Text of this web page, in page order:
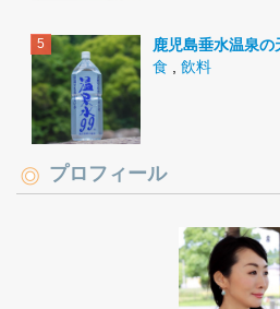
鹿児島垂水温泉
食
飲料
プロフィール